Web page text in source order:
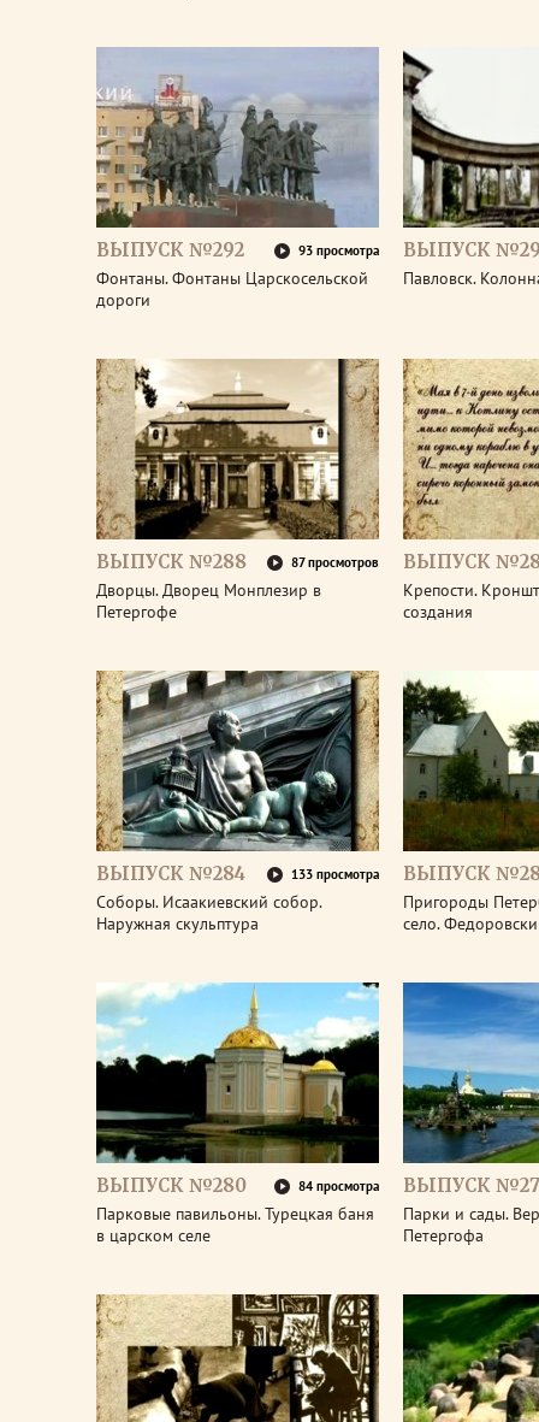
ВЫПУСК №292 93 просмотра
Фонтаны. Фонтаны Царскосельской
дороги
ВЫПУСК
Павловск.
ВЫПУСК №288 87 просмотров
Дворцы. Дворец Монплезир в
Петергофе
ВЫПУСК
Крепости.
создания
ВЫПУСК №284 133 просмотра
Соборы. Исаакиевский собор.
Наружная скульптура
ВЫПУСК
Пригороды
село.
ВЫПУСК №280 84 просмотра
Парковые павильоны. Турецкая баня
в царском селе
ВЫПУСК
Парки и сады.
Петергофа